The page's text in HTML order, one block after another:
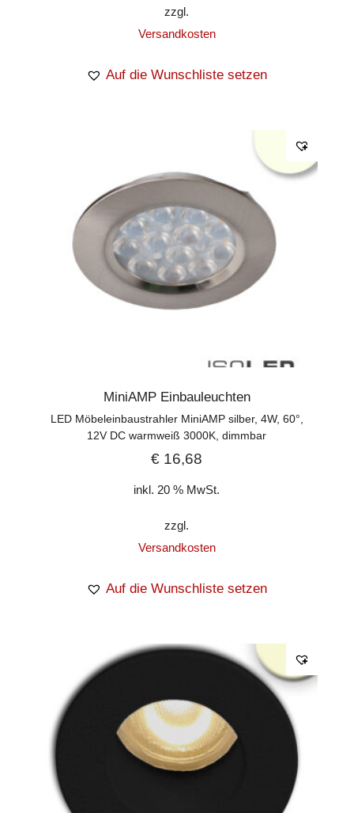
zzgl.
Versandkosten
Auf die Wunschliste setzen
MiniAMP Einbauleuchten
LED Möbeleinbaustrahler MiniAMP silber, 4W, 60°,
12V DC warmweiß 3000K, dimmbar
€ 16,68
inkl. 20 % MwSt.
zzgl.
Versandkosten
Auf die Wunschliste setzen